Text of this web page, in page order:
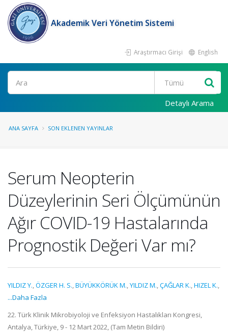
Akademik Veri Yönetim Sistemi
Araştırmacı Girişi English
Ara
Detaylı Arama
ANA SAYFA SON EKLENEN YAYINLAR
Serum Neopterin
Düzeylerinin Seri Ölçümünün
Ağır COVID-19 Hastalarında
Prognostik Değeri Var mı?
YILDIZ Y.,ÖZGER H. S.,BÜYÜKKÖRÜK M.,YILDIZ M.,ÇAĞLAR K.,HIZEL K.,
...Daha Fazla
22. Türk Klinik Mikrobiyoloji ve Enfeksiyon Hastalıkları Kongresi,
Antalya, Türkiye, 9 - 12 Mart 2022, (Tam Metin Bildiri)